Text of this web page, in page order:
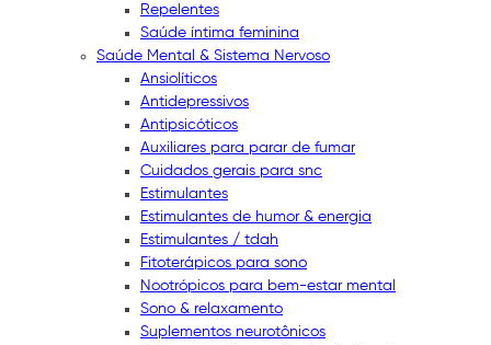
Repelentes
Saúde íntima feminina
Saúde Mental & Sistema Nervoso
Ansiolíticos
Antidepressivos
Antipsicóticos
Auxiliares para parar de fumar
Cuidados gerais para snc
Estimulantes
Estimulantes de humor & energia
Estimulantes / tdah
Fitoterápicos para sono
Nootrópicos para bem-estar mental
Sono & relaxamento
Suplementos neurotônicos